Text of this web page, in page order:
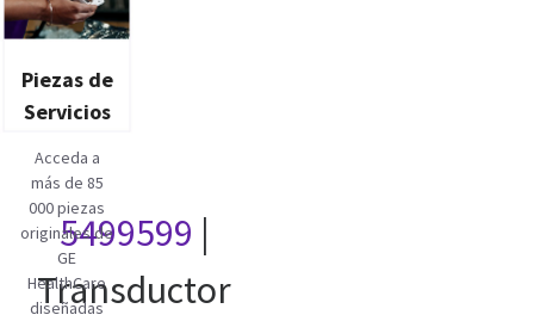
Piezas de
Servicios
Acceda a
más de 85
000 piezas
originales de
GE
HealthCare
diseñadas
5499599 |
Transductor